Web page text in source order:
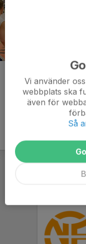
Kommentarer
Vi använder
webbplats ska
även för
Så